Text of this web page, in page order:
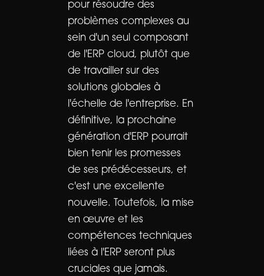
pour résoudre des
problèmes complexes au
sein d'un seul composant
de l'ERP cloud, plutôt que
de travailler sur des
solutions globales à
l'échelle de l'entreprise. En
définitive, la prochaine
génération d'ERP pourrait
bien tenir les promesses
de ses prédécesseurs, et
c'est une excellente
nouvelle. Toutefois, la mise
en œuvre et les
compétences techniques
liées à l'ERP seront plus
cruciales que jamais.